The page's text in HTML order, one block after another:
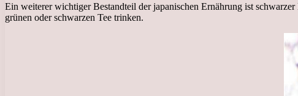
Ein weiterer wichtiger Bestandteil der japanischen Ernährung ist
grünen oder schwarzen Tee trinken.